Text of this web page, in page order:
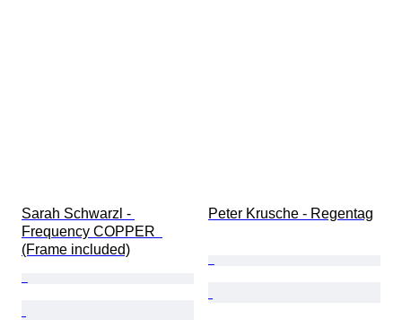
Sarah Schwarzl -
Frequency COPPER
(Frame included)
Peter Krusche - Regentag